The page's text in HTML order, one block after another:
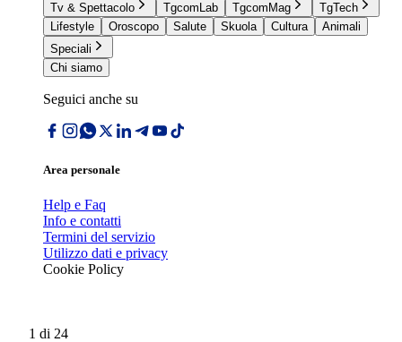
Tv & Spettacolo
TgcomLab TgcomMag
TgTech
Lifestyle
Oroscopo Salute Skuola Cultura
Animali
Speciali
Chi siamo
Seguici anche su
Area personale
Help e Faq
Info e contatti
Termini del servizio
Utilizzo dati e privacy
Cookie Policy
1 di 24